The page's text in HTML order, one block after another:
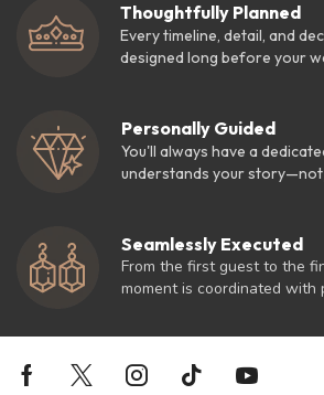
Thoughtfully Planned
Every timeline, detail, and
designed long before your
Personally Guided
You'll always have a
understands your story—not
Seamlessly Executed
From the first guest to the
moment is coordinated with